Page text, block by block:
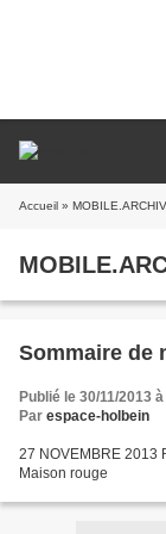
Accueil »
Sommaire de
Publié le 30/11/2013
Par espace-holbein
27 NOVEMBRE 2013
Maison rouge